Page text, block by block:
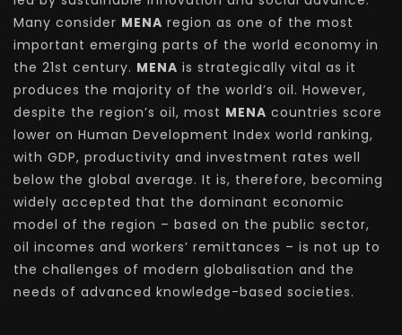
Many consider MENA region as one of the most
important emerging parts of the world economy in
the 21st century. MENA is strategically vital as it
produces the majority of the world’s oil. However,
despite the region’s oil, most MENA countries score
lower on Human Development Index world ranking,
with GDP, productivity and investment rates well
below the global average. It is, therefore, becoming
widely accepted that the dominant economic
model of the region – based on the public sector,
oil incomes and workers’ remittances – is not up to
the challenges of modern globalisation and the
needs of advanced knowledge-based societies.